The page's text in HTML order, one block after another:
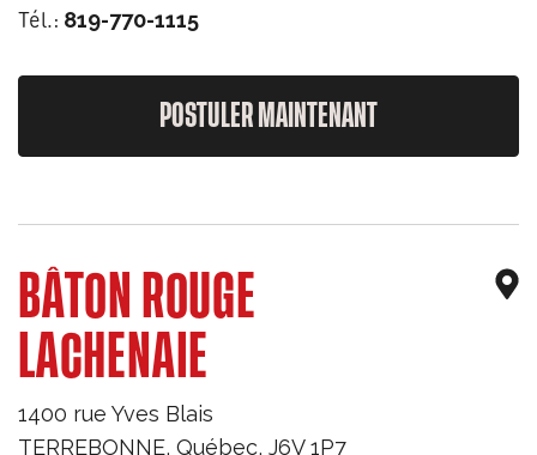
Tél.: 819-770-1115
POSTULER MAINTENANT
BÂTON ROUGE
LACHENAIE
1400 rue Yves Blais
TERREBONNE, Québec, J6V 1P7